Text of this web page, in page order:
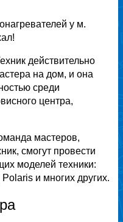
у м.
действительно
на дом, и она
среди
центра,
мастеров,
смогут провести
моделей техники:
и многих других.